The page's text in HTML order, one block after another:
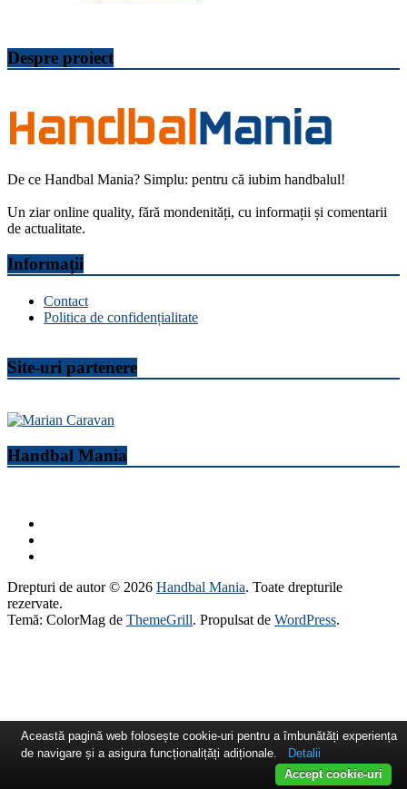
Despre proiect
De ce Handbal Mania? Simplu: pentru că iubim handbalul!
Un ziar online quality, fără mondenități, cu informații și comentarii
de actualitate.
Informații
Contact
Politica de confidențialitate
Site-uri partenere
Handbal Mania
Drepturi de autor © 2026 Handbal Mania. Toate drepturile
rezervate.
Temă: ColorMag de ThemeGrill. Propulsat de WordPress.
Această pagină web folosește cookie-uri pentru a îmbunătăți experiența
de navigare și a asigura funcționalițăți adiționale.
Detalii
Accept cookie-uri